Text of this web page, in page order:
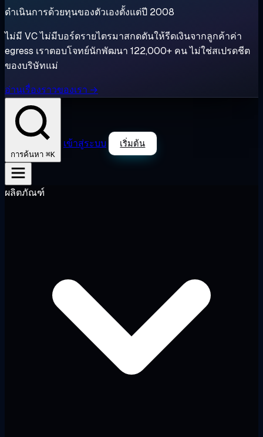
ดำเนินการด้วยทุนของตัวเองตั้งแต่ปี 2008
ไม่มี VC ไม่มีบอร์ดรายไตรมาสกดดันให้รีดเงินจากลูกค้าค่า
egress เราตอบโจทย์นักพัฒนา 122,000+ คน ไม่ใช่สเปรดชีต
ของบริษัทแม่
อ่านเรื่องราวของเรา →
การค้นหา ⌘K
เข้าสู่ระบบ เริ่มต้น
ผลิตภัณฑ์